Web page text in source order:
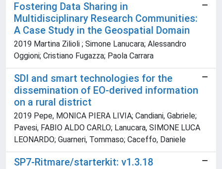
Fostering Data Sharing in
Multidisciplinary Research Communities:
A Case Study in the Geospatial Domain
2019 Martina Zilioli ; Simone Lanucara; Alessandro
Oggioni; Cristiano Fugazza; Paola Carrara
SDI and smart technologies for the
dissemination of EO-derived information
on a rural district
2019 Pepe, MONICA PIERA LIVIA; Candiani, Gabriele;
Pavesi, FABIO ALDO CARLO; Lanucara, SIMONE LUCA
LEONARDO; Guarneri, Tommaso; Caceffo, Daniele
SP7-Ritmare/starterkit: v1.3.18